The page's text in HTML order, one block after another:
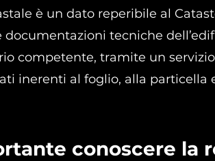
è un dato reperibile al
tecniche
competente, tramite un
inerenti al foglio, alla particella
conoscere la